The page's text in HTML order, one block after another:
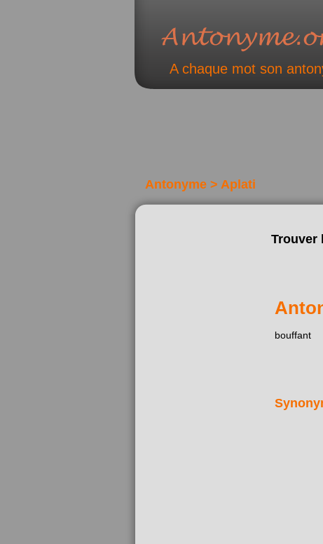
A chaque mot son
Antonyme > Aplati
Trouver
bouffant